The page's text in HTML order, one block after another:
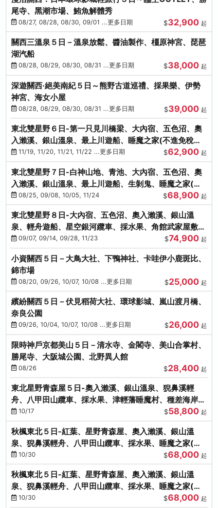
尾寺、黑潮市場、鮪魚解體秀
08/27, 08/28, 08/30, 09/01 ...更多日期 $32,900 起
關西三溫泉５日－溫泉放鬆、醬油製作、橿原神宮、琵琶
湖汽船
08/28, 08/29, 08/30, 08/31 ...更多日期 $38,000 起
深遊關西·絕美南紀５日～熊野古道巡禮、採果樂、伊勢
神宮、海女小屋
08/28, 08/29, 08/30, 08/31 ...更多日期 $39,000 起
東北雙星野６日-第一只見川橋梁、大內宿、五色沼、奧
入瀨溪、銀山溫泉、最上川遊船、睡魔之家(不進免稅店)
(仙/青)
11/19, 11/20, 11/21, 11/22 ...更多日期 $62,900 起
東北雙星野７日-白神山地、青池、大內宿、五色沼、奧
入瀨溪、銀山溫泉、最上川遊船、生剝鬼、睡魔之家(不
進免稅店)(仙/青)
08/25, 09/08, 10/05, 11/24 $68,900 起
東北雙星野８日-大內宿、五色沼、奧入瀨溪、銀山溫
泉、輕舟遊船、星空銀河纜車、採水果、角館武家屋敷
(不進免稅店)(仙/青)
09/07, 09/14, 09/28, 11/23 $74,900 起
小資關西５日－大鳥大社、下鴨神社、卡哇伊小鹿斑比、
錦市場
08/20, 09/26, 10/07, 10/08 ...更多日期 $25,000 起
繽紛關西５日－伏見稻荷大社、環球影城、嵐山渡月橋、
奈良公園
09/26, 10/04, 10/07, 10/08 ...更多日期 $26,000 起
限時神戶京都美山５日－清水寺、金閣寺、美山合掌村、
勝尾寺、大阪城公園、北野異人館
08/26 $28,400 起
東北星野青森屋５日-奧入瀨溪、銀山溫泉、猊鼻溪輕
舟、八甲田山纜車、採水果、津輕藩睡魔村、種差海岸
(不進免稅店)
10/17 $58,800 起
秋楓東北５日-紅葉、星野青森屋、奧入瀨溪、銀山溫
泉、猊鼻溪輕舟、八甲田山纜車、採水果、睡魔之家(不
進免稅店)
10/30 $68,000 起
秋楓東北５日-紅葉、星野青森屋、奧入瀨溪、銀山溫
泉、猊鼻溪輕舟、八甲田山纜車、採水果、睡魔之家(不
進免稅店)
10/30 $68,000 起